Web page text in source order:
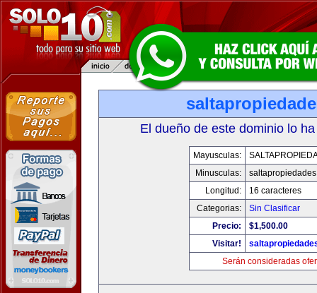
El dueño de este dominio lo
Mayusculas:
Minusculas:
Longitud:
16 caracteres
Categorias:
Sin Clasificar
Precio:
$1,500.00
Visitar!
Serán consideradas